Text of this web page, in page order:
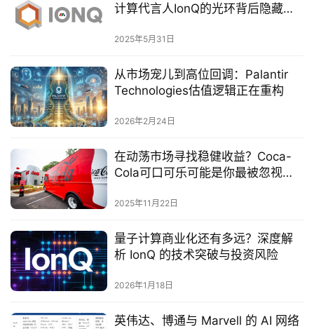
计算代言人IonQ的光环背后隐藏了
2025年5月31日
从市场宠儿到高位回调：Palantir
Technologies估值逻辑正在重构
2026年2月24日
在动荡市场寻找稳健收益？Coca-
Cola可口可乐可能是你最被忽视的
2025年11月22日
量子计算商业化还有多远？深度解
析 IonQ 的技术突破与投资风险
2026年1月18日
英伟达、博通与 Marvell 的 AI 网络